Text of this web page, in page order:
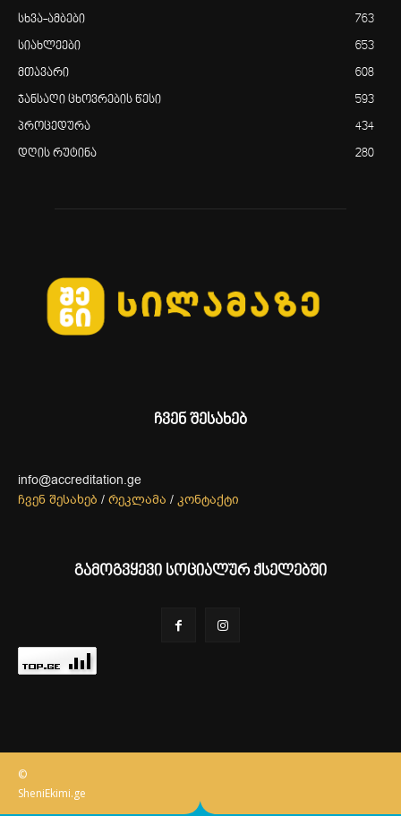
სხვა-ამბები 763
სიახლეები 653
მთავარი 608
ჯანსაღი ცხოვრების წესი 593
პროცედურა 434
დღის რუტინა 280
ჩვენ შესახებ
info@accreditation.ge
ჩვენ შესახებ / რეკლამა / კონტაქტი
გამოგვყევი სოციალურ ქსელებში
©
SheniEkimi.ge